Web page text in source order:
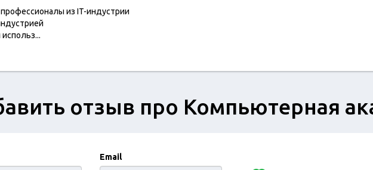
из IT-индустрии
использ...
отзыв про Компьютерная
Email